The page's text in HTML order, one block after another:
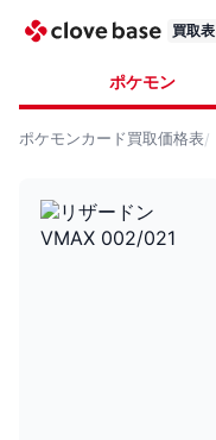
買取表
ポケモン
ポケモンカード買取価格表